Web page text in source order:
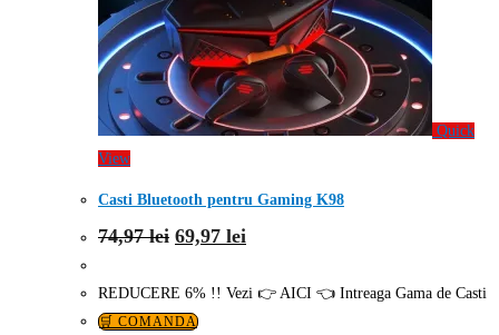
Quick
View
Casti Bluetooth pentru Gaming K98
74,97lei Prețul
inițial
fost:
74,97 lei.
69,97 lei
69,97 lei.
REDUCERE 6% !! Vezi 👉 AICI 👈 Intreaga Gama de Casti
🛒 COMANDA